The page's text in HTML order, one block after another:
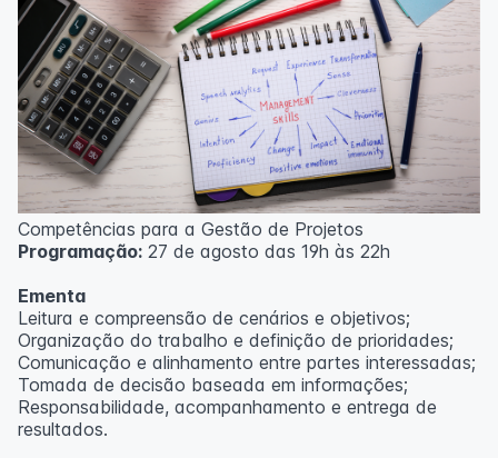
Competências para a Gestão de Projetos
Programação: 27 de agosto das 19h às 22h
Ementa
Leitura e compreensão de cenários e objetivos;
Organização do trabalho e definição de prioridades;
Comunicação e alinhamento entre partes interessadas;
Tomada de decisão baseada em informações;
Responsabilidade, acompanhamento e entrega de
resultados.